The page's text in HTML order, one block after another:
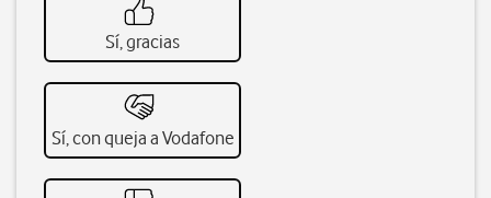
Sí, gracias
Sí, con queja a Vodafone